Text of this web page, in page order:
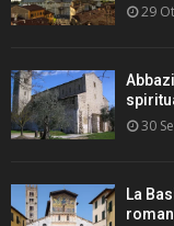
29
30
La